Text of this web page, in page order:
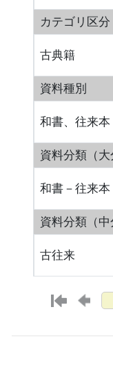
カテゴリ区分
古典籍
資料種別
和書、往来本
資料分類（大
和書－往来本
資料分類（中
古往来